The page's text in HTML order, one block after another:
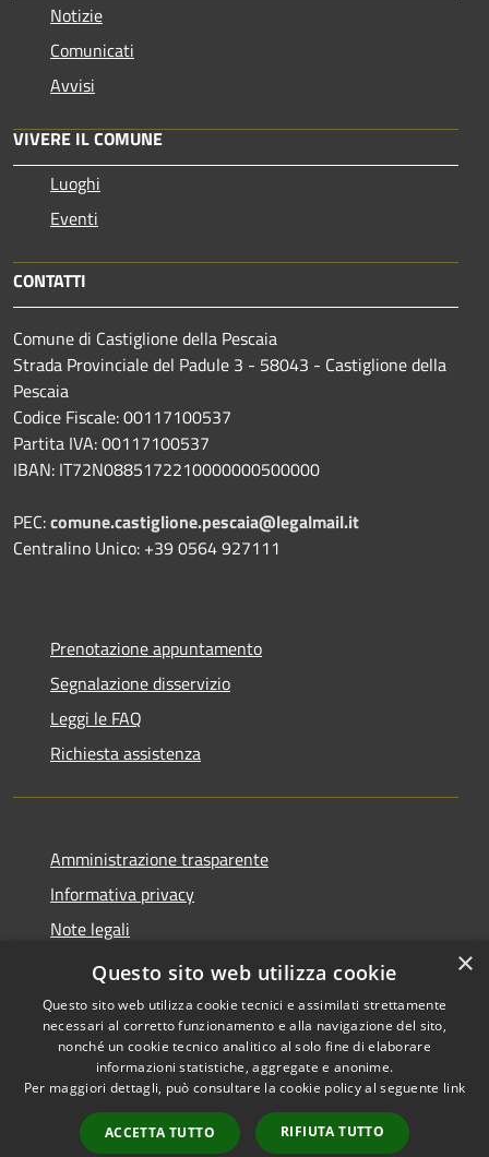
Notizie
Comunicati
Avvisi
VIVERE IL COMUNE
Luoghi
Eventi
CONTATTI
Comune di Castiglione della Pescaia
Strada Provinciale del Padule 3 - 58043 - Castiglione della
Pescaia
Codice Fiscale: 00117100537
Partita IVA: 00117100537
IBAN: IT72N0885172210000000500000
PEC:comune.castiglione.pescaia@legalmail.it
Centralino Unico: +39 0564 927111
Prenotazione appuntamento
Segnalazione disservizio
Leggi le FAQ
Richiesta assistenza
Amministrazione trasparente
Informativa privacy
Note legali
Dichiarazione di accessibilità
Accessibilità
Copyright © 2026 • Comune di
Castiglione della Pescaia •
Powered byMunicipium
×
Questo sito web utilizza cookie
Questo sito web utilizza cookie tecnici e assimilati strettamente
necessari al corretto funzionamento e alla navigazione del sito,
nonché un cookie tecnico analitico al solo fine di elaborare
informazioni statistiche, aggregate e anonime.
Per maggiori dettagli, può consultare la cookie policy al seguente link
ACCETTA TUTTO RIFIUTA TUTTO